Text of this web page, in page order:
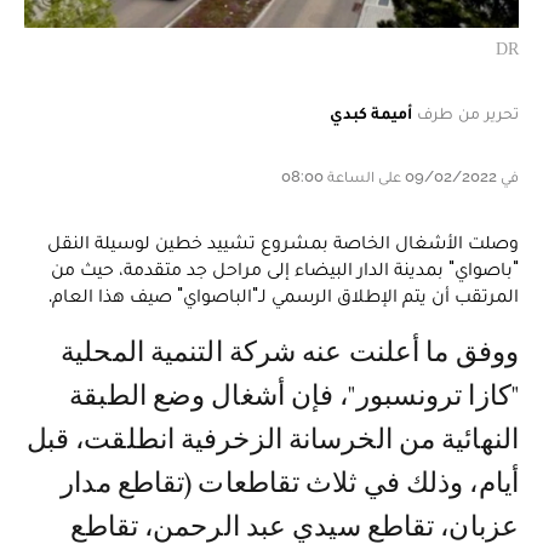
DR
تحرير من طرف أميمة كبدي
في 09/02/2022 على الساعة 08:00
وصلت الأشغال الخاصة بمشروع تشييد خطين لوسيلة النقل
"باصواي" بمدينة الدار البيضاء إلى مراحل جد متقدمة، حيث من
المرتقب أن يتم الإطلاق الرسمي لـ"الباصواي" صيف هذا العام.
ووفق ما أعلنت عنه شركة التنمية المحلية
"كازا ترونسبور"، فإن أشغال وضع الطبقة
النهائية من الخرسانة الزخرفية انطلقت، قبل
أيام، وذلك في ثلاث تقاطعات (تقاطع مدار
عزبان، تقاطع سيدي عبد الرحمن، تقاطع